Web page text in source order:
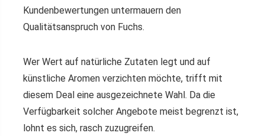
Kundenbewertungen untermauern den
Qualitätsanspruch von Fuchs.
Wer Wert auf natürliche Zutaten legt und auf
künstliche Aromen verzichten möchte, trifft mit
diesem Deal eine ausgezeichnete Wahl. Da die
Verfügbarkeit solcher Angebote meist begrenzt ist,
lohnt es sich, rasch zuzugreifen.